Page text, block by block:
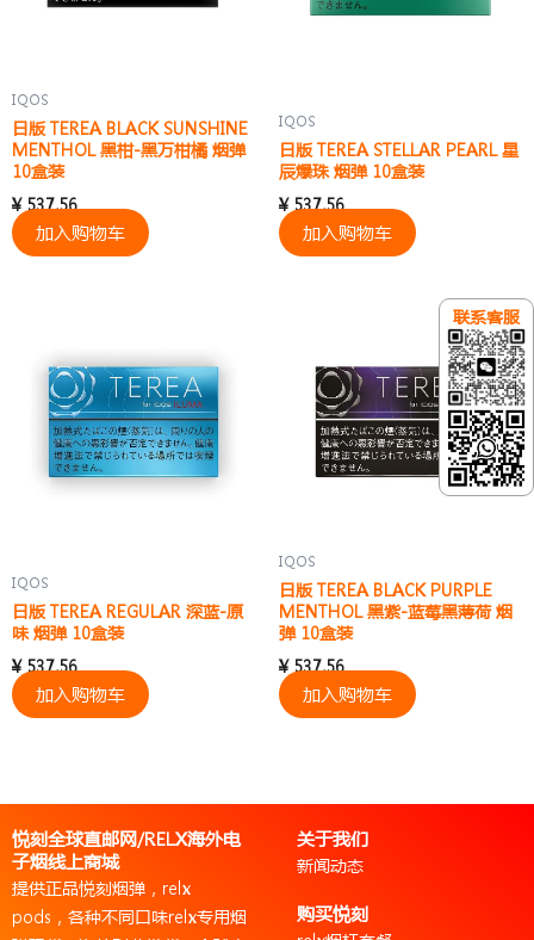
IQOS
日版 TEREA BLACK SUNSHINE
MENTHOL 黑柑-黑万柑橘 烟弹
10盒装
¥537.56
加入购物车
IQOS
日版 TEREA STELLAR PEARL 星
辰爆珠 烟弹 10盒装
¥537.56
加入购物车
IQOS
日版 TEREA REGULAR 深蓝-原
味 烟弹 10盒装
¥537.56
加入购物车
IQOS
日版 TEREA BLACK PURPLE
MENTHOL 黑紫-蓝莓黑薄荷 烟
弹 10盒装
¥537.56
加入购物车
悦刻全球直邮网/RELX海外电
子烟线上商城
提供正品悦刻烟弹，relx
pods，各种不同口味relx专用烟
关于我们
新闻动态
购买悦刻
联系客服